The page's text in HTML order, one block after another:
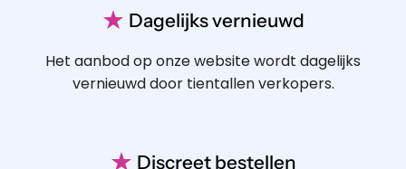
★ Dagelijks vernieuwd
Het aanbod op onze website wordt dagelijks
vernieuwd door tientallen verkopers.
★ Discreet bestellen